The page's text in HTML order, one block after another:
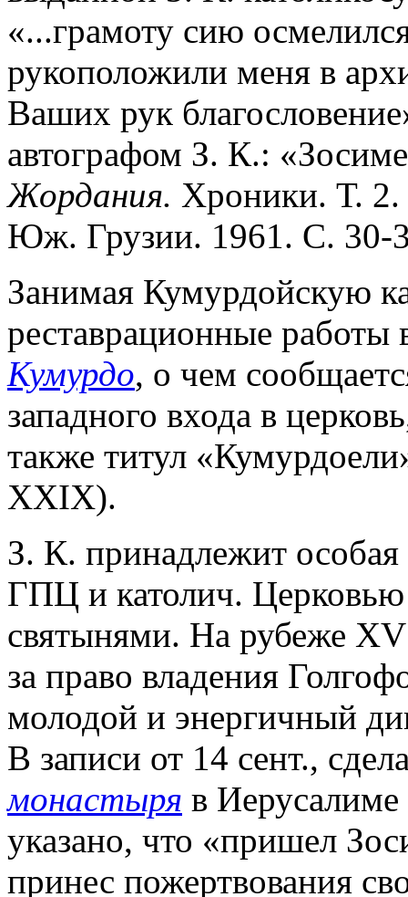
«...грамоту сию
рукоположили меня в
Ваших рук
автографом З. К.:
Жордания. Хроники. Т.
Юж. Грузии. 1961. С. 30-
Занимая Кумурдойскую
реставрационные работы
Кумурдо, о чем
западного входа в
также титул
XXIX).
З. К. принадлежит
ГПЦ и католич.
святынями. На рубеже
за право владения
молодой и энергичный
В записи от 14 сент.,
монастыря в Иерусалиме
указано, что «пришел
принес пожертвования